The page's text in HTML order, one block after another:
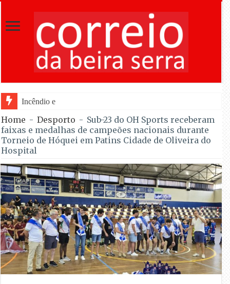
Incêndio em Mangualde mobiliza 175 operac
Home - Desporto - Sub-23 do OH Sports receberam
faixas e medalhas de campeões nacionais durante
Torneio de Hóquei em Patins Cidade de Oliveira do
Hospital